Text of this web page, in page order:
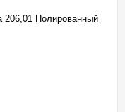
206,01 Полированный